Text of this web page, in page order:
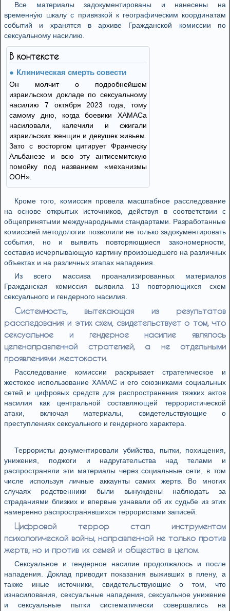
Все материалы задокументированы и нанесены на
временну́ю шкалу с привязкой к географическим координатам
событий и хранятся в архиве Гражданской комиссии по
сексуальному насилию.
В контексте
Клиническая смерть совести
Он молчит о подробнейшем
израильском докладе по сексуальному
насилию 7 октября 2023 года, тому
самому дню, когда боевики ХАМАСа
насиловали, калечили и сжигали
израильских женщин и девушек живьем.
Зато с восторгом цитирует Франческу
Альбанезе и всю эту антисемитскую
помойку под названием «механизмы
ООН».
Кроме того, комиссия провела масштабное расследование
на основе открытых источников, действуя в соответствии с
общепринятыми международными стандартами. Разработанные
комиссией методологии позволили не только задокументировать
события, но и выявить повторяющиеся закономерности,
составив исчерпывающую картину произошедшего на различных
объектах и на различных этапах нападения.
Из всего массива проанализированных материалов
Гражданская комиссия выявила 13 повторяющихся схем
сексуального и гендерного насилия.
Системность, вытекающая из результатов
расследования и этих схем, свидетельствует о том, что
сексуальное и гендерное насилие являлось
целенаправленной стратегией, а не отдельными
проявлениями жестокости.
Расследование комиссии раскрывает стратегическое и
жестокое использование ХАМАС и его союзниками социальных
сетей и цифровых средств для распространения тяжких актов
насилия как центральной составляющей террористической
атаки, включая материалы, свидетельствующие о
преступлениях сексуального и гендерного характера.
Террористы документировали убийства, пытки, похищения,
унижения, поджоги и надругательства над телами и
распространяли эти материалы через социальные сети, в том
числе используя личные аккаунты самих жертв. Во многих
случаях родственники были вынуждены наблюдать за
страданиями близких и впервые узнавали об их судьбе из этих
намеренно распространявшихся террористами записей.
Цифровой террор стал инструментом
психологической войны, направленной не только против
жертв, но и против их семей и общества в целом.
Сексуальное и гендерное насилие продолжалось и после
нападения. Доклад приводит показания выживших в плену, а
также иные источники, свидетельствующие о том, что
изнасилования, сексуальные нападения, сексуальное унижение
и сексуальные пытки систематически совершались на